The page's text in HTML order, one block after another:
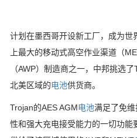
计划在墨西哥开设新工厂，成为世
上最大的移动式高空作业渠道（
（AWP）制造商之一，中邦挑选
北美区域的电池供货商。
Trojan的AES AGM电池满足了免
性和强大充电接受能力的一切功